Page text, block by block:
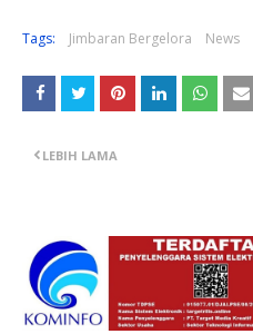
Tags: Jimbaran Bergelora News
LEBIH LAMA